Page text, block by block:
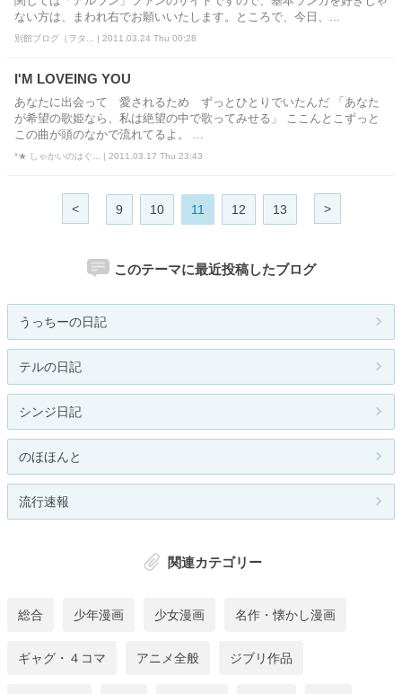
ない方は、まわれ右でお願いいたします。ところで、今日、...
別館ブログ（ヲタ... | 2011.03.24 Thu 00:28
I'M LOVEING YOU
あなたに出会って 愛されるため ずっとひとりでいたんだ 「あなた
が希望の歌姫なら、私は絶望の中で歌ってみせる」 ここんとこずっと
この曲が頭のなかで流れてるよ。 ...
*★ しゃかいのはぐ... | 2011.03.17 Thu 23:43
< 9 10 11 12 13 >
このテーマに最近投稿したブログ
うっちーの日記
テルの日記
シンジ日記
のほほんと
流行速報
関連カテゴリー
総合 少年漫画 少女漫画 名作・懐かし漫画
ギャグ・４コマ アニメ全般 ジブリ作品